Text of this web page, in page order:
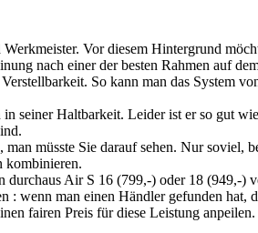
Vor diesem Hintergrund
nach einer der besten Rahmen auf
So kann man das System
seiner Haltbarkeit. Leider ist er so gut
müsste Sie darauf sehen. Nur
kombinieren.
durchaus Air S 16 (799,-) oder 18 (949,-)
: wenn man einen Händler gefunden
fairen Preis für diese Leistung anpeilen.